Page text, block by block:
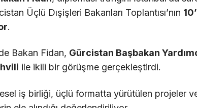
Üçlü Dışişleri Bakanları Toplantısı’nın
.
Bakan Fidan, Gürcistan Başbakan
ile ikili bir görüşme gerçekleştirdi.
iş birliği, üçlü formatta yürütülen projeler